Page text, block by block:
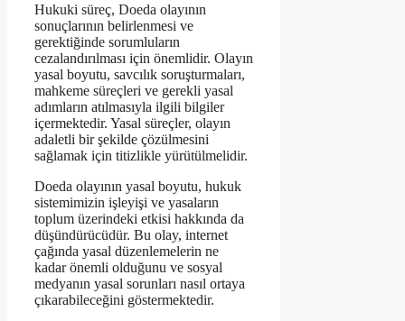
Hukuki süreç, Doeda olayının
sonuçlarının belirlenmesi ve
gerektiğinde sorumluların
cezalandırılması için önemlidir. Olayın
yasal boyutu, savcılık soruşturmaları,
mahkeme süreçleri ve gerekli yasal
adımların atılmasıyla ilgili bilgiler
içermektedir. Yasal süreçler, olayın
adaletli bir şekilde çözülmesini
sağlamak için titizlikle yürütülmelidir.
Doeda olayının yasal boyutu, hukuk
sistemimizin işleyişi ve yasaların
toplum üzerindeki etkisi hakkında da
düşündürücüdür. Bu olay, internet
çağında yasal düzenlemelerin ne
kadar önemli olduğunu ve sosyal
medyanın yasal sorunları nasıl ortaya
çıkarabileceğini göstermektedir.